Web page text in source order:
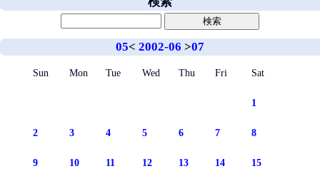
05< 2002-06 >07
Sun Mon Tue Wed Thu Fri Sat
1
2 3 4 5 6 7 8
9 10 11 12 13 14 15